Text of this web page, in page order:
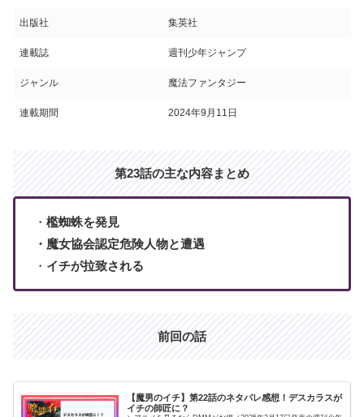
出版社 集英社
連載誌 週刊少年ジャンプ
ジャンル 魔法ファンタジー
連載期間 2024年9月11日
第23話の主な内容まとめ
・ 檻蜘蛛を発見
・魔女協会認定危険人物と遭遇
・ イチが拉致される
前回の話
【魔男のイチ】第22話のネタバレ感想！デスカラスが
イチの師匠に？